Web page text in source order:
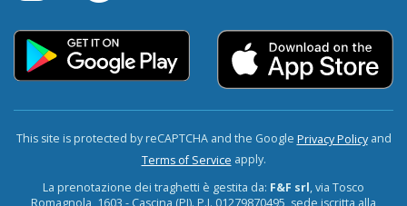
This site is protected by reCAPTCHA and the Google Privacy Policyand
Terms of Service apply.
La prenotazione dei traghetti è gestita da: F&F srl, via Tosco
Romagnola, 1603 - Cascina (PI). P.I. 01279870495, sede iscritta alla